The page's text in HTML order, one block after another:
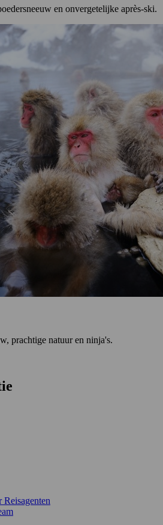
en onvergetelijke après-ski.
prachtige natuur en ninja's.
Reisagenten